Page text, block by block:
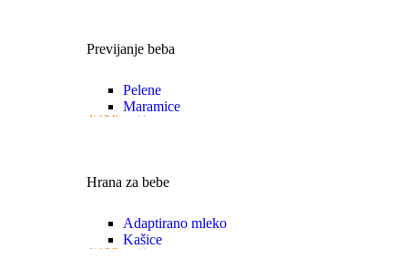
Previjanje beba
Pelene
Maramice
VIŠE
Hrana za bebe
Adaptirano mleko
Kašice
VIŠE